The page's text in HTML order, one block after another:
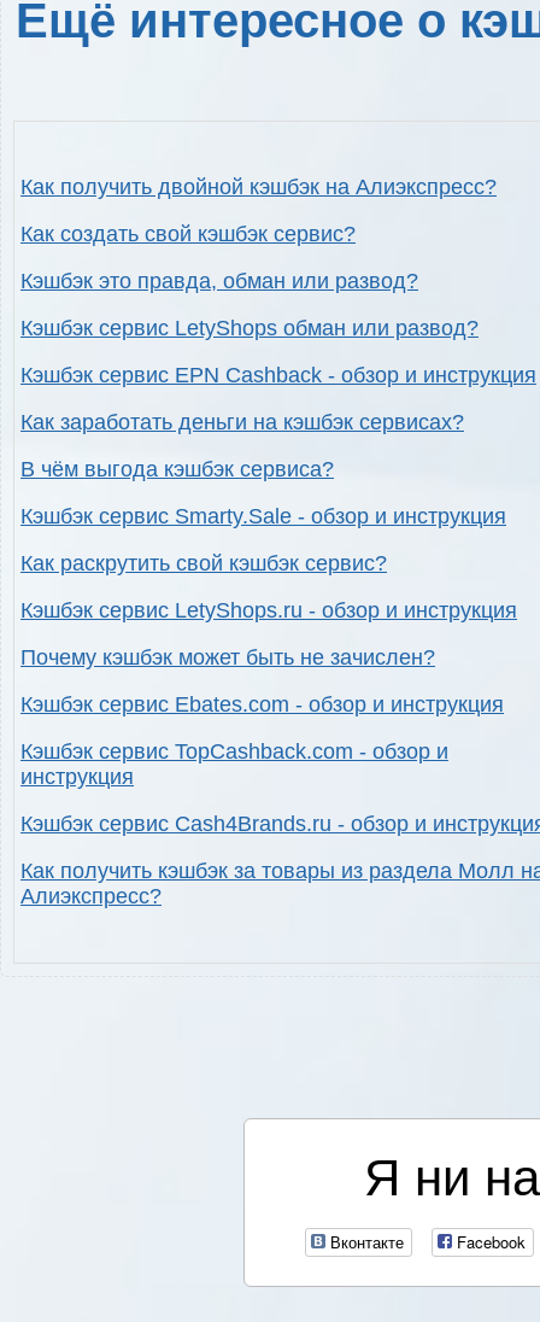
Ещё интересное о
Как получить двойной кэшбэк на Алиэкспресс?
Как создать свой кэшбэк сервис?
Кэшбэк это правда, обман или развод?
Кэшбэк сервис LetyShops обман или развод?
Кэшбэк сервис EPN Cashback - обзор и инструкция
Как заработать деньги на кэшбэк сервисах?
В чём выгода кэшбэк сервиса?
Кэшбэк сервис Smarty.Sale - обзор и инструкция
Как раскрутить свой кэшбэк сервис?
Кэшбэк сервис LetyShops.ru - обзор и инструкция
Почему кэшбэк может быть не зачислен?
Кэшбэк сервис Ebates.com - обзор и инструкция
Кэшбэк сервис TopCashback.com - обзор и
инструкция
Кэшбэк сервис Cash4Brands.ru - обзор и
Как получить кэшбэк за товары из раздела Молл
Алиэкспресс?
Я ни
Вконтакте Facebook